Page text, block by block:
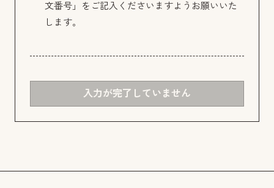
文番号」をご記入くださいますようお願いいた
します。
入力が完了していません